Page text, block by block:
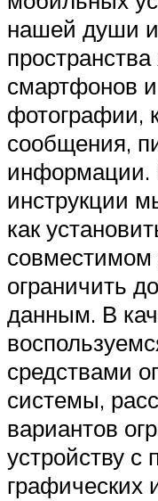
нашей души и
смартфонов
фотографии,
сообщения,
информации.
инструкции
как
совместимом
ограничить
данным. В
средствами
системы,
вариантов
устройству
графических